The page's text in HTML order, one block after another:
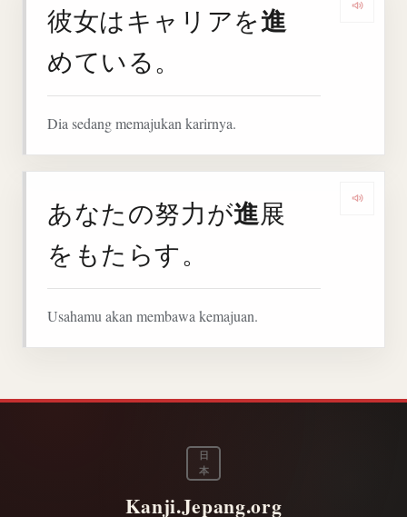
彼女はキャリアを進
めている。
Dia sedang memajukan karirnya.
あなたの努力が進展
をもたらす。
Usahamu akan membawa kemajuan.
日
本
Kanji.Jepang.org